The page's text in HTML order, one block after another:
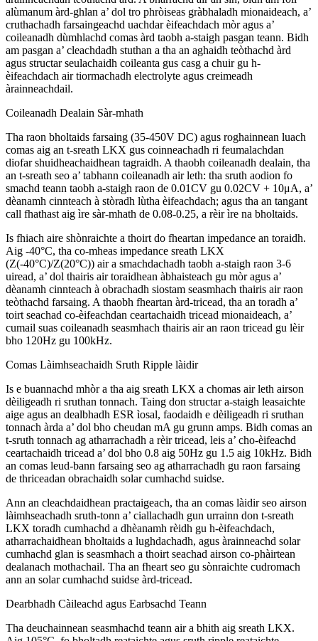
alùmanum àrd-ghlan a’ dol tro phròiseas gràbhaladh mionaideach, a’
cruthachadh farsaingeachd uachdar èifeachdach mòr agus a’
coileanadh dùmhlachd comas àrd taobh a-staigh pasgan teann. Bidh
am pasgan a’ cleachdadh stuthan a tha an aghaidh teòthachd àrd
agus structar seulachaidh coileanta gus casg a chuir gu h-
èifeachdach air tiormachadh electrolyte agus creimeadh
àrainneachdail.
Coileanadh Dealain Sàr-mhath
Tha raon bholtaids farsaing (35-450V DC) agus roghainnean luach
comas aig an t-sreath LKX gus coinneachadh ri feumalachdan
diofar shuidheachaidhean tagraidh. A thaobh coileanadh dealain, tha
an t-sreath seo a’ tabhann coileanadh air leth: tha sruth aodion fo
smachd teann taobh a-staigh raon de 0.01CV gu 0.02CV + 10μA, a’
dèanamh cinnteach à stòradh lùtha èifeachdach; agus tha an tangant
call fhathast aig ìre sàr-mhath de 0.08-0.25, a rèir ìre na bholtaids.
Is fhiach aire shònraichte a thoirt do fheartan impedance an toraidh.
Aig -40°C, tha co-mheas impedance sreath LKX
(Z(-40°C)/Z(20°C)) air a smachdachadh taobh a-staigh raon 3-6
uiread, a’ dol thairis air toraidhean àbhaisteach gu mòr agus a’
dèanamh cinnteach à obrachadh siostam seasmhach thairis air raon
teòthachd farsaing. A thaobh fheartan àrd-tricead, tha an toradh a’
toirt seachad co-èifeachdan ceartachaidh tricead mionaideach, a’
cumail suas coileanadh seasmhach thairis air an raon tricead gu lèir
bho 120Hz gu 100kHz.
Comas Làimhseachaidh Sruth Ripple làidir
Is e buannachd mhòr a tha aig sreath LKX a chomas air leth airson
dèiligeadh ri sruthan tonnach. Taing don structar a-staigh leasaichte
aige agus an dealbhadh ESR ìosal, faodaidh e dèiligeadh ri sruthan
tonnach àrda a’ dol bho cheudan mA gu grunn amps. Bidh comas an
t-sruth tonnach ag atharrachadh a rèir tricead, leis a’ cho-èifeachd
ceartachaidh tricead a’ dol bho 0.8 aig 50Hz gu 1.5 aig 10kHz. Bidh
an comas leud-bann farsaing seo ag atharrachadh gu raon farsaing
de thriceadan obrachaidh solar cumhachd suidse.
Ann an cleachdaidhean practaigeach, tha an comas làidir seo airson
làimhseachadh sruth-tonn a’ ciallachadh gun urrainn don t-sreath
LKX toradh cumhachd a dhèanamh rèidh gu h-èifeachdach,
atharrachaidhean bholtaids a lughdachadh, agus àrainneachd solar
cumhachd glan is seasmhach a thoirt seachad airson co-phàirtean
dealanach mothachail. Tha an fheart seo gu sònraichte cudromach
ann an solar cumhachd suidse àrd-tricead.
Dearbhadh Càileachd agus Earbsachd Teann
Tha deuchainnean seasmhachd teann air a bhith aig sreath LKX.